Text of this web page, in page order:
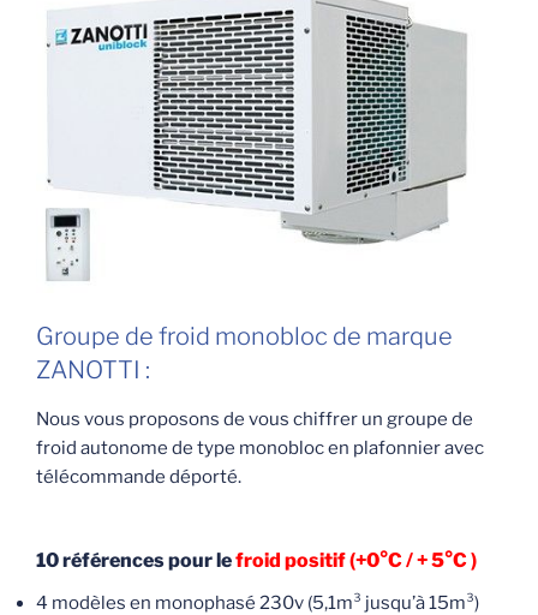
Groupe de froid monobloc de marque
ZANOTTI :
Nous vous proposons de vous chiffrer un groupe de
froid autonome de type monobloc en plafonnier avec
télécommande déporté.
10 références pour lefroid positif (+0°C / + 5°C )
4 modèles en monophasé 230v (5,1m³ jusqu’à 15m³)